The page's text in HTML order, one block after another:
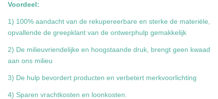
Voordeel:
1) 100% aandacht van de rekupereerbare en sterke de materiële,
opvallende de greepklant van de ontwerphulp gemakkelijk
2) De milieuvriendelijke en hoogstaande druk, brengt geen kwaad
aan ons milieu
3) De hulp bevordert producten en verbetert merkvoorlichting
4) Sparen vrachtkosten en loonkosten.